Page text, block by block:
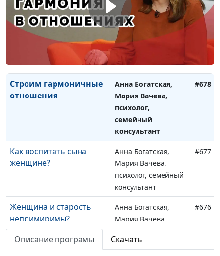
развития и воспитания
Анна Щукина,
педагог-психолог
Дети с ОВЗ: проблемы и
их решение
Анна Богатская,
Анна Щукина,
педагог-психолог
#679
Строим гармоничные
отношения
Анна Богатская,
Мария Вачева,
психолог,
семейный
консультант
#678
Как воспитать сына
женщине?
Анна Богатская,
Мария Вачева,
психолог, семейный
консультант
#677
Женщина и старость
непримиримы?
Анна Богатская,
Мария Вачева,
консультант
#676
Описание програмы Скачать